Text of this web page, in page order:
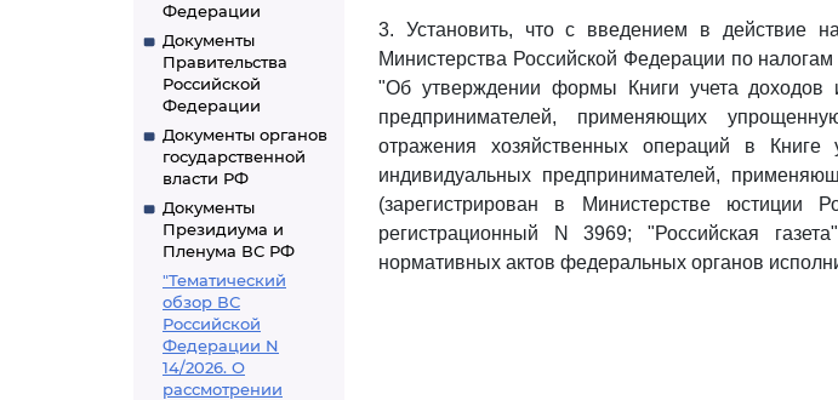
Федерации
Документы
Правительства
Российской
Федерации
Документы органов
государственной
власти РФ
Документы
Президиума и
Пленума ВС РФ
"Тематический
обзор ВС
Российской
Федерации N
14/2026. О
рассмотрении
3. Установить, что с введением в действие
Министерства Российской Федерации по
"Об утверждении формы Книги учета доходов
предпринимателей, применяющих
отражения хозяйственных операций в
индивидуальных предпринимателей,
(зарегистрирован в Министерстве юстиции
регистрационный N 3969; "Российская
нормативных актов федеральных органов